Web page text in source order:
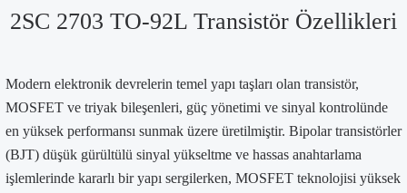
2SC 2703 TO-92L Transistör Özellikleri
Modern elektronik devrelerin temel yapı taşları olan transistör,
MOSFET ve triyak bileşenleri, güç yönetimi ve sinyal kontrolünde
en yüksek performansı sunmak üzere üretilmiştir. Bipolar transistörler
(BJT) düşük gürültülü sinyal yükseltme ve hassas anahtarlama
işlemlerinde kararlı bir yapı sergilerken, MOSFET teknolojisi yüksek